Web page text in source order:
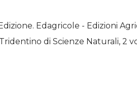
Edagricole - Edizioni
di Scienze Naturali, 2